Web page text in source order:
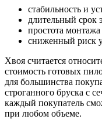
стабильность и
длительный срок
простота
сниженный риск
Хвоя считается
стоимость готовых
для большинства
строганного бруска с
каждый покупатель
при любом объеме.